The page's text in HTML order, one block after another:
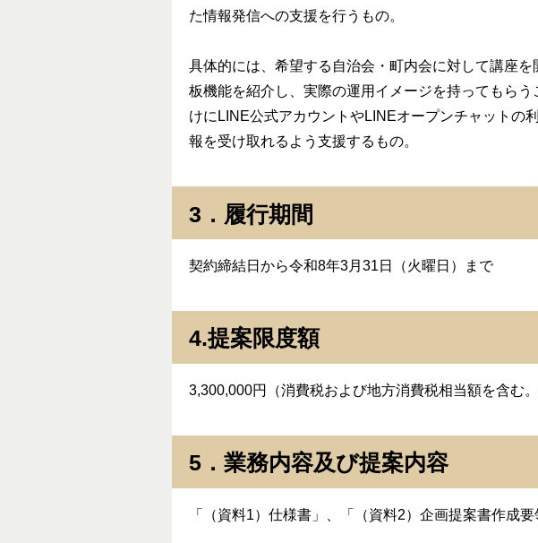
た情報発信への支援を行うもの。
具体的には、希望する自治会・町内会に対して講座
板機能を紹介し、実際の運用イメージを持ってもら
けにLINE公式アカウントやLINEオープンチャットの
報を受け取れるよう支援するもの。
3．履行期間
契約締結日から令和8年3月31日（火曜日）まで
4.提案限度額
3,300,000円（消費税および地方消費税相当額を含む
5．業務内容及び提案内容
「（資料1）仕様書」、「（資料2）企画提案書作成